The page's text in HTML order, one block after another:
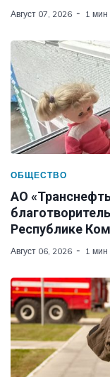
Август 07, 2026 1 мин
ОБЩЕСТВО
АО
Республике
Август 06, 2026 1 мин